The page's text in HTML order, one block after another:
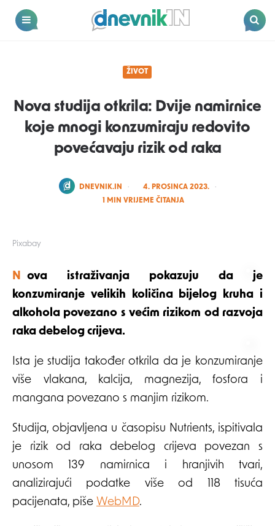
Dnevnik.in
Pixabay
ŽIVOT
Nova studija otkrila: Dvije namirnice
koje mnogi konzumiraju redovito
povećavaju rizik od raka
POSTED
DNEVNIK.IN
4. PROSINCA 2023.
1 MIN VRIJEME ČITANJA
Nova istraživanja pokazuju da je
konzumiranje velikih količina bijelog kruha i
alkohola povezano s većim rizikom od razvoja
raka debelog crijeva.
Ista je studija također otkrila da je konzumiranje
više vlakana, kalcija, magnezija, fosfora i
mangana povezano s manjim rizikom.
Studija, objavljena u časopisu Nutrients, ispitivala
je rizik od raka debelog crijeva povezan s
unosom 139 namirnica i hranjivih tvari,
analizirajući podatke više od 118 tisuća
pacijenata, piše WebMD.